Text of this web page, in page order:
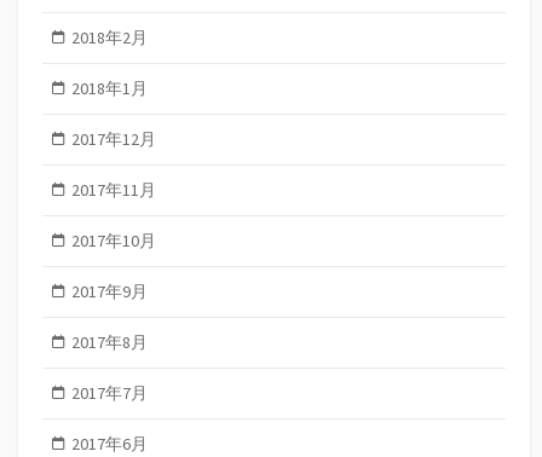
2018年2月
2018年1月
2017年12月
2017年11月
2017年10月
2017年9月
2017年8月
2017年7月
2017年6月